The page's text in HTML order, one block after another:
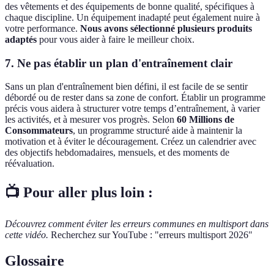
des vêtements et des équipements de bonne qualité, spécifiques à
chaque discipline. Un équipement inadapté peut également nuire à
votre performance. Nous avons sélectionné plusieurs produits
adaptés pour vous aider à faire le meilleur choix.
7. Ne pas établir un plan d'entraînement clair
Sans un plan d'entraînement bien défini, il est facile de se sentir
débordé ou de rester dans sa zone de confort. Établir un programme
précis vous aidera à structurer votre temps d’entraînement, à varier
les activités, et à mesurer vos progrès. Selon 60 Millions de
Consommateurs, un programme structuré aide à maintenir la
motivation et à éviter le découragement. Créez un calendrier avec
des objectifs hebdomadaires, mensuels, et des moments de
réévaluation.
📺 Pour aller plus loin :
Découvrez comment éviter les erreurs communes en multisport dans
cette vidéo. Recherchez sur YouTube : "erreurs multisport 2026"
Glossaire